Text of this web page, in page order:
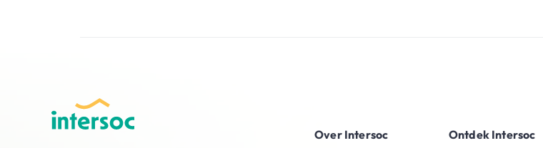
Over Intersoc Ontdek Intersoc